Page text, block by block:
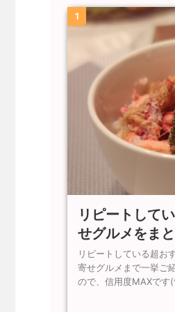
1
リピートして
せグルメをま
リピートしている超お
寄せグルメまで一挙ご
ので、信用度MAXです